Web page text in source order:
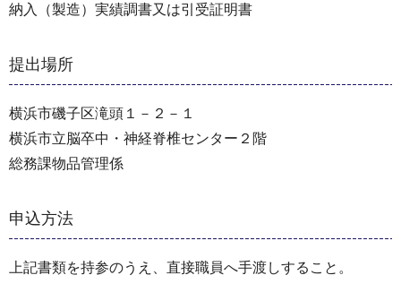
納入（製造）実績調書又は引受証明書
提出場所
横浜市磯子区滝頭１－２－１
横浜市立脳卒中・神経脊椎センター２階
総務課物品管理係
申込方法
上記書類を持参のうえ、直接職員へ手渡しすること。